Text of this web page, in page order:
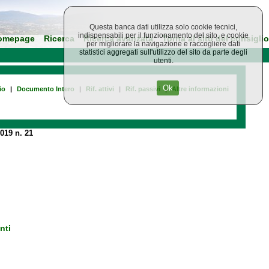
Ricerca Ricerca avanzata Torna al sito del consiglio
| Documento Intero | Rif. attivi | Rif. passivi | Altre informazioni
n. 21
Questa banca dati utilizza solo cookie tecnici,
indispensabili per il funzionamento del sito, e cookie
per migliorare la navigazione e raccogliere dati
statistici aggregati sull'utilizzo del sito da parte degli
utenti.
Ok